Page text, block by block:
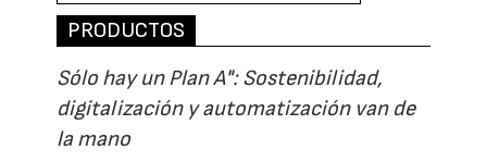
PRODUCTOS
Sólo hay un Plan A": Sostenibilidad,
digitalización y automatización van de
la mano